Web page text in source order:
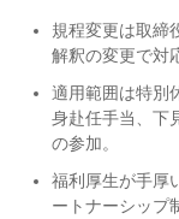
規程変更は取締
解釈の変更で対
適用範囲は特別
身赴任手当、下
の参加。
福利厚生が手厚
ートナーシップ